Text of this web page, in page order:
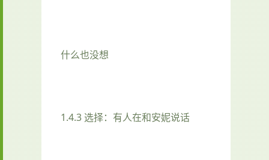
什么也没想
1.4.3 选择：有人在和安妮说话